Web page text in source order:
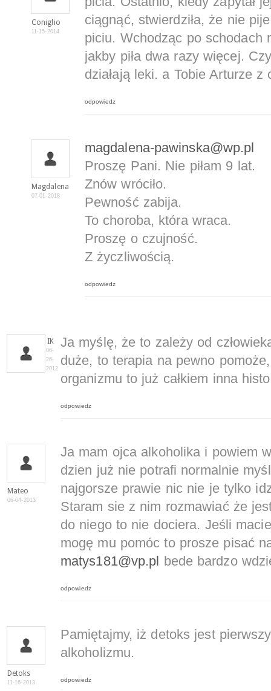
Coniglio
11-15-2014
ciągnąć, stwierdziła, że nie
piciu. Wchodząc po schodach
jakby piła dwa razy więcej.
działają leki. a Tobie Arturze z
odpowiedz
Magdalena
07-01-2018
magdalena-pawinska@wp.pl
Proszę Pani. Nie piłam 9 lat.
Znów wróciło.
Pewność zabija.
To choroba, która wraca.
Proszę o czujność.
Z życzliwością.
odpowiedz
IK
06-
26-
2012
Ja myślę, że to zależy od
duże, to terapia na pewno
organizmu to już całkiem inna
odpowiedz
Mateo
06-04-2013
Ja mam ojca alkoholika i powiem
dzien już nie potrafi normalnie
najgorsze prawie nic nie je tylko
Staram sie z nim rozmawiać że
do niego to nie dociera. Jeśli
mogę mu pomóc to prosze pisać
matys181@vp.pl
bede bardzo
odpowiedz
Detoks
11-16-2013
Pamiętajmy, iż detoks jest
alkoholizmu.
odpowiedz